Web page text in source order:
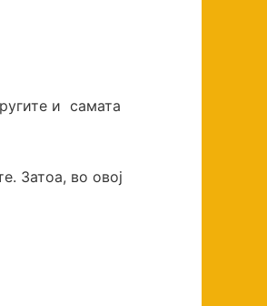
и самата
Затоа, во овој